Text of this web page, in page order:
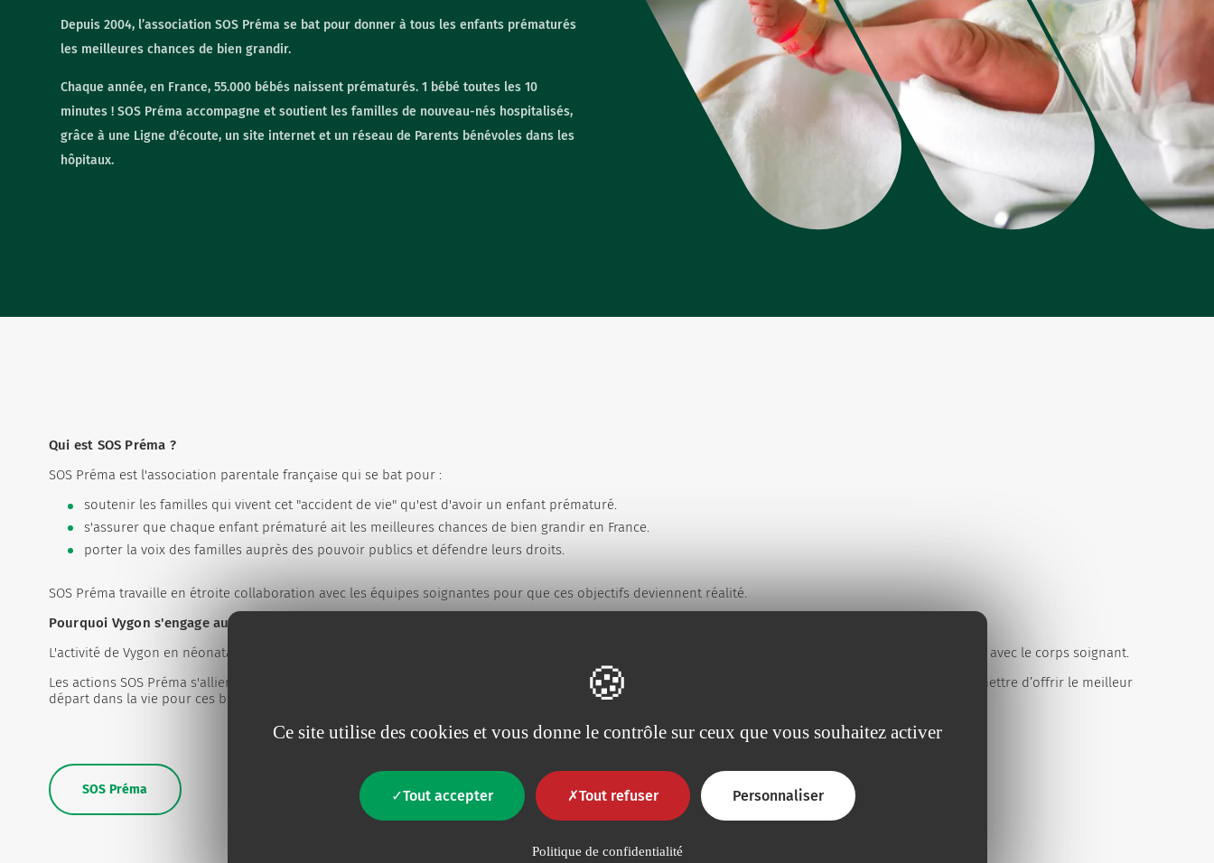
Ce site utilise des cookies et vous donne le contrôle sur ceux que vous souhaitez activer
Tout accepter Tout refuser Personnaliser
Politique de confidentialité
Gynécologique
Urinaire
Depuis 2004, l’association SOS Préma se bat pour donner à tous les enfants prématurés
les meilleures chances de bien grandir.
Chaque année, en France, 55.000 bébés naissent prématurés. 1 bébé toutes les 10
minutes ! SOS Préma accompagne et soutient les familles de nouveau-nés hospitalisés,
grâce à une Ligne d'écoute, un site internet et un réseau de Parents bénévoles dans les
hôpitaux.
Qui est SOS Préma ?
SOS Préma est l'association parentale française qui se bat pour :
soutenir les familles qui vivent cet "accident de vie" qu'est d'avoir un enfant prématuré.
s'assurer que chaque enfant prématuré ait les meilleures chances de bien grandir en France.
porter la voix des familles auprès des pouvoir publics et défendre leurs droits.
SOS Préma travaille en étroite collaboration avec les équipes soignantes pour que ces objectifs deviennent réalité.
Pourquoi Vygon s'engage auprès de SOS Préma ?
L'activité de Vygon en néonatalogie perdure depuis plus de 40 ans, en créant des dispositifs médicaux à usage unique de haute technologie en travaillant avec le corps soignant.
Les actions SOS Préma s'allient à l'objetif de Vygon qui est d'aider les professionnels de santé à la meilleure prise en soins des patients prématurés. Permettre d’offrir le meilleur
départ dans la vie pour ces bébés est un challenge quotidien et collaboratif.
SOS Préma